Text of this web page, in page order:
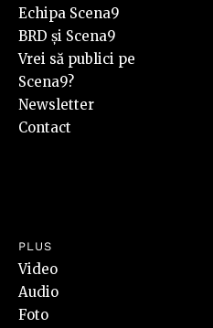
Echipa Scena9
BRD și Scena9
Vrei să publici pe
Scena9?
Newsletter
Contact
PLUS
Video
Audio
Foto